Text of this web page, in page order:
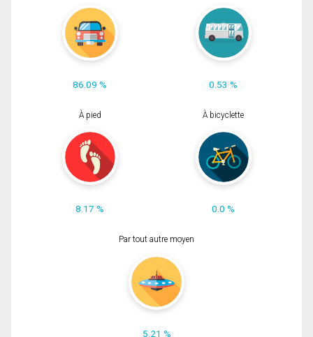
86.09 % 0.53 %
À pied
8.17 %
À bicyclette
0.0 %
Par tout autre moyen
5.21 %